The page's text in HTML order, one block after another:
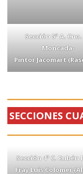
Sección 5ª A.
Moncada-
Pintor Jacomart
SECCIONES
Sección 4ª C. Rubén
Fray Luis Colomer